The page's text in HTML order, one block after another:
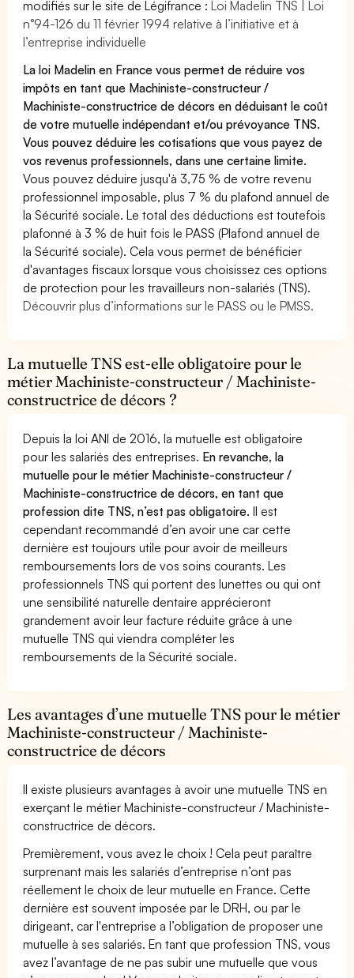
modifiés sur le site de Légifrance :Loi Madelin TNS | Loi
n°94-126 du 11 février 1994 relative à l’initiative et à
l’entreprise individuelle
La loi Madelin en France vous permet de réduire vos
impôts en tant que Machiniste-constructeur /
Machiniste-constructrice de décors en déduisant le coût
de votre mutuelle indépendant et/ou prévoyance TNS.
Vous pouvez déduire les cotisations que vous payez de
vos revenus professionnels, dans une certaine limite.
Vous pouvez déduire jusqu'à 3,75 % de votre revenu
professionnel imposable, plus 7 % du plafond annuel de
la Sécurité sociale. Le total des déductions est toutefois
plafonné à 3 % de huit fois le PASS (Plafond annuel de
la Sécurité sociale). Cela vous permet de bénéficier
d'avantages fiscaux lorsque vous choisissez ces options
de protection pour les travailleurs non-salariés (TNS).
Découvrir plus d’informations sur le PASS ou le PMSS.
La mutuelle TNS est-elle obligatoire pour le
métier Machiniste-constructeur / Machiniste-
constructrice de décors ?
Depuis la loi ANI de 2016, la mutuelle est obligatoire
pour les salariés des entreprises. En revanche, la
mutuelle pour le métier Machiniste-constructeur /
Machiniste-constructrice de décors, en tant que
profession dite TNS, n’est pas obligatoire.Il est
cependant recommandé d’en avoir une car cette
dernière est toujours utile pour avoir de meilleurs
remboursements lors de vos soins courants. Les
professionnels TNS qui portent des lunettes ou qui ont
une sensibilité naturelle dentaire apprécieront
grandement avoir leur facture réduite grâce à une
mutuelle TNS qui viendra compléter les
remboursements de la Sécurité sociale.
Les avantages d’une mutuelle TNS pour le métier
Machiniste-constructeur / Machiniste-
constructrice de décors
Il existe plusieurs avantages à avoir une mutuelle TNS en
exerçant le métier Machiniste-constructeur / Machiniste-
constructrice de décors.
Premièrement, vous avez le choix ! Cela peut paraître
surprenant mais les salariés d’entreprise n’ont pas
réellement le choix de leur mutuelle en France. Cette
dernière est souvent imposée par le DRH, ou par le
dirigeant, car l'entreprise a l’obligation de proposer une
mutuelle à ses salariés. En tant que profession TNS, vous
avez l’avantage de ne pas subir une mutuelle que vous